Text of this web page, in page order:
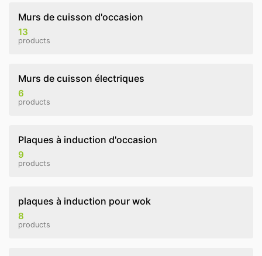
Murs de cuisson d'occasion
13
products
Murs de cuisson électriques
6
products
Plaques à induction d'occasion
9
products
plaques à induction pour wok
8
products